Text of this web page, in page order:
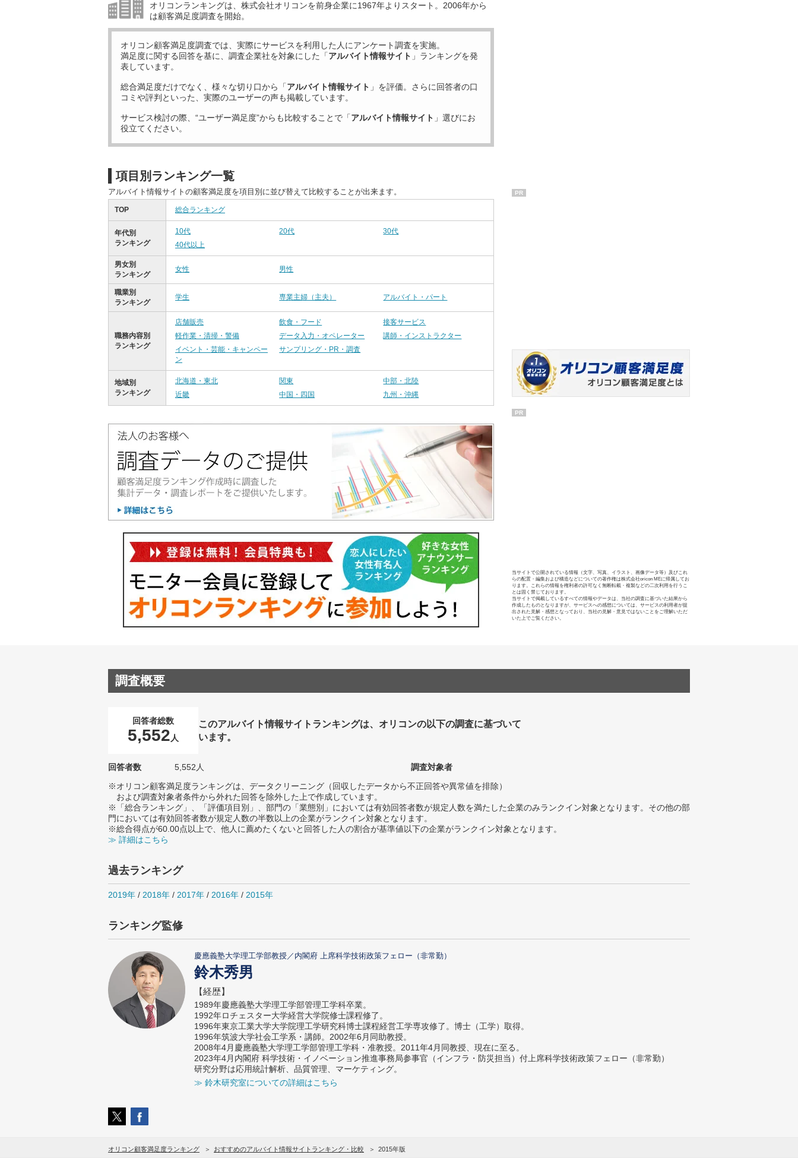
オリコンランキングは、株式会社オリコンを前身企業に1967年よりスタート。2006年から
は顧客満足度調査を開始。
オリコン顧客満足度調査では、実際にサービスを利用した 人にアンケート調査を実施。
満足度に関する回答を基に、調査企業社を対象にした「アルバイト情報サイト 」ランキングを発
表しています。
総合満足度だけでなく、様々な切り口から「アルバイト情報サイト 」を評価。さらに回答者の口
コミや評判といった、実際のユーザーの声も掲載しています。
サービス検討の際、“ユーザー満足度”からも比較することで「アルバイト情報サイト 」選びにお
役立てください。
項目別ランキング一覧
アルバイト情報サイトの顧客満足度を項目別に並び替えて比較することが出来ます。
TOP 総合ランキング
年代別
ランキング
10代 20代
30代
40代以上
男女別
ランキング
女性 男性
職業別
ランキング
学生 専業主婦（主夫） アルバイト・パート
職務内容別
ランキング
店舗販売 飲食・フード
接客サービス
軽作業・清掃・警備
データ入力・オペレーター
講師・インストラクター
イベント・芸能・キャンペー
ン
サンプリング・PR・調査
地域別
ランキング
北海道・東北 関東
中部・北陸
近畿
中国・四国 九州・沖縄
PR
PR
当サイトで公開されている情報（文字、写真、イラスト、画像データ等）及びこれ
らの配置・編集および構造などについての著作権は株式会社oricon MEに帰属してお
ります。これらの情報を権利者の許可なく無断転載・複製などの二次利用を行うこ
とは固く禁じております。
当サイトで掲載しているすべての情報やデータは、当社の調査に基づいた結果から
作成したものとなりますが、サービスへの感想については、サービスの利用者が提
出された見解・感想となっており、当社の見解・意見ではないことをご理解いただ
いた上でご覧ください。
調査概要
回答者総数
5,552 人
このアルバイト情報サイトランキングは、オリコンの以下の調査に基づいて
います。
回答者数 5,552人
調査対象者
※オリコン顧客満足度ランキングは、データクリーニング（回収したデータから不正回答や異常値を排除）
および調査対象者条件から外れた回答を除外した上で作成しています。
※「総合ランキング」、「評価項目別」、部門の「業態別」においては有効回答者数が規定人数を満たした企業のみランクイン対象となります。その他の部
門においては有効回答者数が規定人数の半数以上の企業がランクイン対象となります。
※総合得点が60.00点以上で、他人に薦めたくないと回答した人の割合が基準値以下の企業がランクイン対象となります。
≫ 詳細はこちら
過去ランキング
2019年 / 2018年 / 2017年 / 2016年 / 2015年
ランキング監修
慶應義塾大学理工学部教授／内閣府 上席科学技術政策フェロー（非常勤）
鈴木秀男
【経歴】
1989年慶應義塾大学理工学部管理工学科卒業。
1992年ロチェスター大学経営大学院修士課程修了。
1996年東京工業大学大学院理工学研究科博士課程経営工学専攻修了。博士（工学）取得。
1996年筑波大学社会工学系・講師。2002年6月同助教授。
2008年4月慶應義塾大学理工学部管理工学科・准教授。2011年4月同教授、現在に至る。
2023年4月内閣府 科学技術・イノベーション推進事務局参事官（インフラ・防災担当）付上席科学技術政策フェロー（非常勤）
研究分野は応用統計解析、品質管理、マーケティング。
≫ 鈴木研究室についての詳細はこちら
オリコン顧客満足度ランキング おすすめのアルバイト情報サイトランキング・比較 2015年版